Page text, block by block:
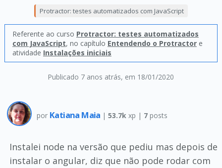
Publicado 7 anos atrás, em 18/01/2020
Protractor: testes automatizados com JavaScript
Referente ao curso Protractor: testes automatizados
com JavaScript, no capítulo Entendendo o Protractore
atividade Instalações iniciais
por Katiana Maia |53.7k xp | 7 posts
Instalei node na versão que pediu mas depois de
instalar o angular, diz que não pode rodar com